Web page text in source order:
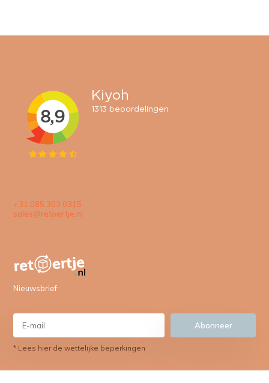
+31 085 303 0315
sales@retoertje.nl
Nieuwsbrief:
Abonneer
* Lees hier de wettelijke beperkingen